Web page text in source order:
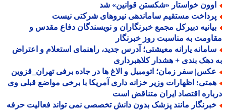
خواستار «شکستن قوانین» شد
مستقیم ساماندهی نیروهای شرکتی نیست
دبیرکل مجمع خبرنگاران و نویسندگان دفاع مقدس و
به مناسبت روز خبرنگار
یارانه معیشتی؛ آدرس جدید، راهنمای استعلام و اعتراض
دهک بندی + هشدار کلاهبرداری
سفر زمان؛ اتومبیل و الاغ ها در جاده برفی تهران_قزوین
اظهارات وزیر خزانه داری آمریکا با برخی مواضع قبلی وی
اقتصاد ایران متناقض است
مانند پزشک بدون دانش تخصصی نمی تواند فعالیت حرفه